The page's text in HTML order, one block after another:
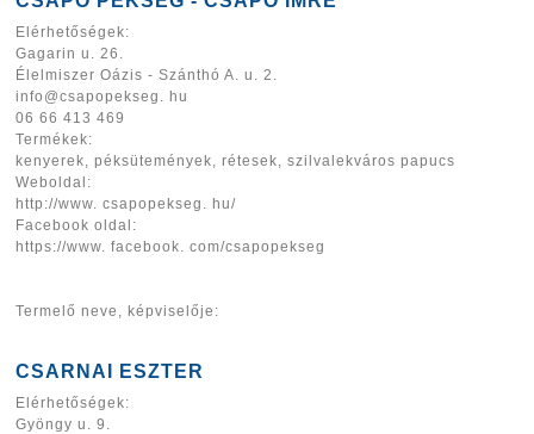
Elérhetőségek:
Gagarin u. 26.
Élelmiszer Oázis - Szánthó A. u. 2.
info@csapopekseg. hu
06 66 413 469
Termékek:
kenyerek, péksütemények, rétesek, szilvalekváros papucs
Weboldal:
http://www. csapopekseg. hu/
Facebook oldal:
https://www. facebook. com/csapopekseg
Termelő neve, képviselője:
CSARNAI ESZTER
Elérhetőségek:
Gyöngy u. 9.